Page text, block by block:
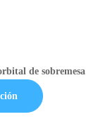
de sobremesa